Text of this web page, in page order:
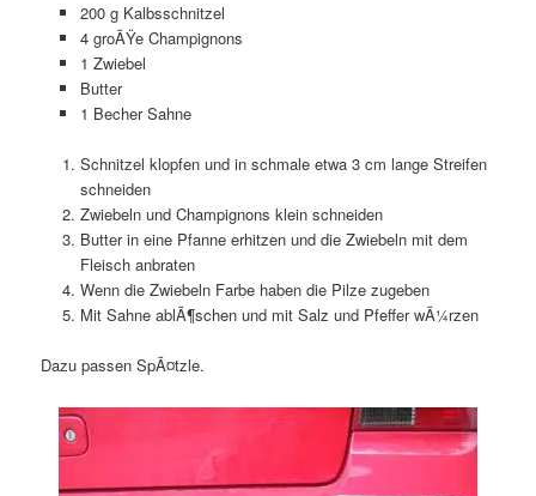
200 g Kalbsschnitzel
4 groÃŸe Champignons
1 Zwiebel
Butter
1 Becher Sahne
Schnitzel klopfen und in schmale etwa 3 cm lange Streifen
schneiden
Zwiebeln und Champignons klein schneiden
Butter in eine Pfanne erhitzen und die Zwiebeln mit dem
Fleisch anbraten
Wenn die Zwiebeln Farbe haben die Pilze zugeben
Mit Sahne ablÃ¶schen und mit Salz und Pfeffer wÃ¼rzen
Dazu passen SpÃ¤tzle.